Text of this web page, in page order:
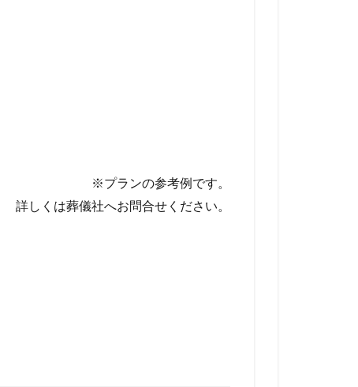
※プランの参考例です。
詳しくは葬儀社へお問合せください。